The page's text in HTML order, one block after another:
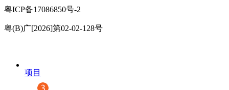
粤ICP备17086850号-2
粤(B)广[2026]第02-02-128号
项目